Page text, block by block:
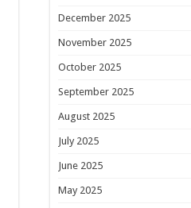
December 2025
November 2025
October 2025
September 2025
August 2025
July 2025
June 2025
May 2025